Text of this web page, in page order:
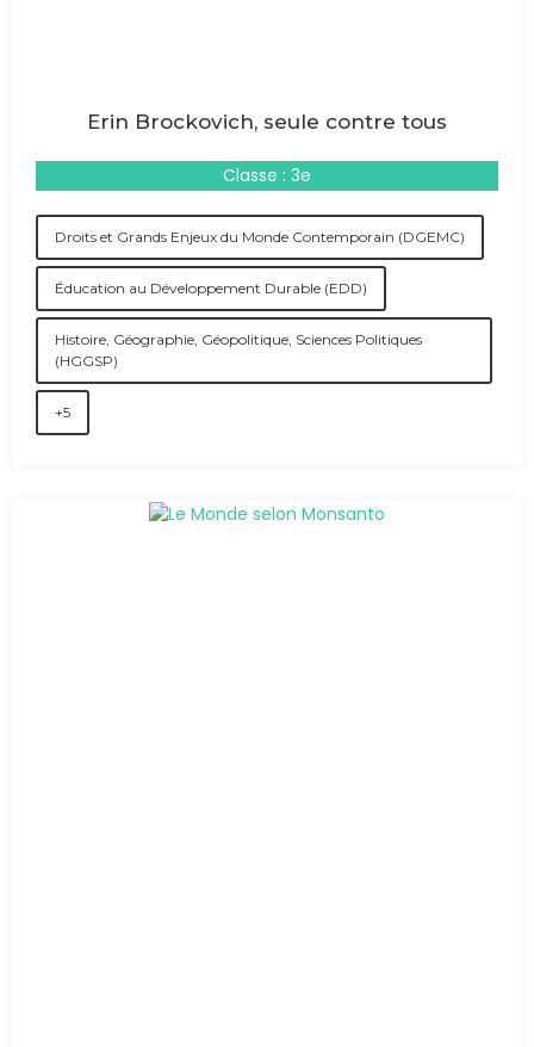
Erin Brockovich, seule contre tous
Classe : 3e
Droits et Grands Enjeux du Monde Contemporain (DGEMC)
Éducation au Développement Durable (EDD)
Histoire, Géographie, Géopolitique, Sciences Politiques
(HGGSP)
+5